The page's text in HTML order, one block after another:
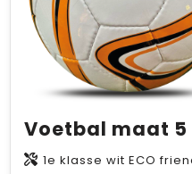
1e klasse wit ECO friendly PU kunstleder, 6P free (weekmaker vrij),